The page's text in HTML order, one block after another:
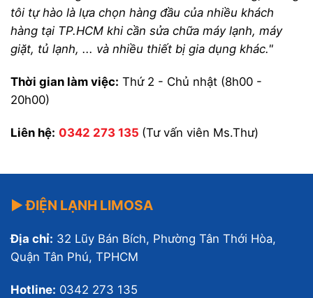
tôi tự hào là lựa chọn hàng đầu của nhiều khách
hàng tại TP.HCM khi cần sửa chữa máy lạnh, máy
giặt, tủ lạnh, ... và nhiều thiết bị gia dụng khác."
Thời gian làm việc: Thứ 2 - Chủ nhật (8h00 -
20h00)
Liên hệ: 0342 273 135 (Tư vấn viên Ms.Thư)
▶ ĐIỆN LẠNH LIMOSA
Địa chỉ: 32 Lũy Bán Bích, Phường Tân Thới Hòa,
Quận Tân Phú, TPHCM
Hotline: 0342 273 135